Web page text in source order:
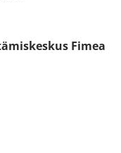
Fimea